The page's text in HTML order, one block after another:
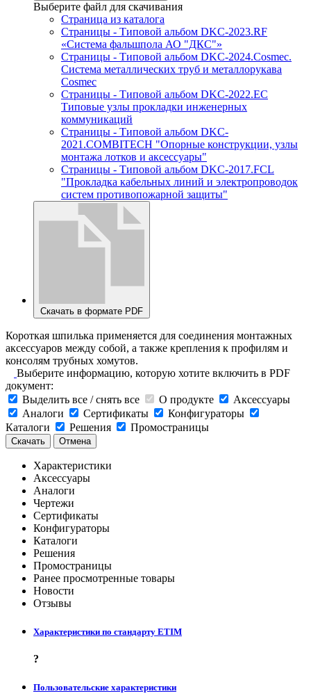
Выберите файл для скачивания
Страница из каталога
Страницы - Типовой альбом DKC-2023.RF
«Система фальшпола АО "ДКС"»
Страницы - Типовой альбом DKC-2024.Cosmec.
Система металлических труб и металлорукава
Cosmec
Страницы - Типовой альбом DKC-2022.EC
Типовые узлы прокладки инженерных
коммуникаций
Страницы - Типовой альбом DKC-
2021.COMBITECH "Опорные конструкции, узлы
монтажа лотков и аксессуары"
Страницы - Типовой альбом DKC-2017.FCL
"Прокладка кабельных линий и электропроводок
систем противопожарной защиты"
Скачать в формате PDF
Короткая шпилька применяется для соединения монтажных
аксессуаров между собой, а также крепления к профилям и
консолям трубных хомутов.
Выберите информацию, которую хотите включить в PDF
документ:
Выделить все / снять все
О продукте
Аксессуары
Аналоги
Сертификаты
Конфигураторы
Каталоги
Решения Промостраницы
Скачать Отмена
Характеристики
Аксессуары
Аналоги
Чертежи
Сертификаты
Конфигураторы
Каталоги
Решения
Промостраницы
Ранее просмотренные товары
Новости
Отзывы
Характеристики по стандарту ETIM
?
Пользовательские характеристики